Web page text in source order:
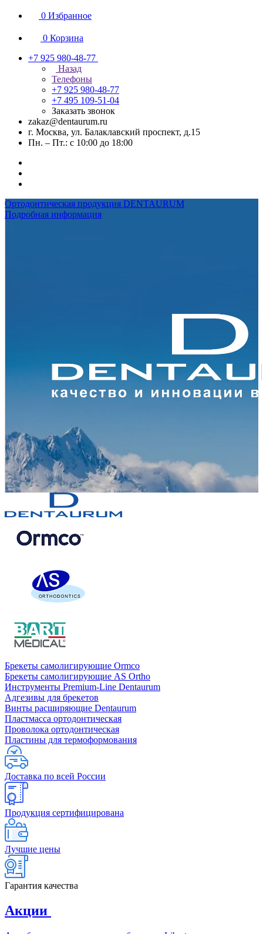
0 Избранное
0 Корзина
+7 925 980-48-77
Назад
Телефоны
+7 925 980-48-77
+7 495 109-51-04
Заказать звонок
zakaz@dentaurum.ru
г. Москва, ул. Балаклавский проспект, д.15
Пн. – Пт.: с 10:00 до 18:00
Ортодонтическая продукция DENTAURUM
Подробная информация
Брекеты самолигирующие Ormco
Брекеты самолигирующие AS Ortho
Инструменты Premium-Line Dentaurum
Адгезивы для брекетов
Винты расширяющие Dentaurum
Пластмасса ортодонтическая
Проволока ортодонтическая
Пластины для термоформования
Доставка по всей России
Продукция сертифицирована
Лучшие цены
Гарантия качества
Акции